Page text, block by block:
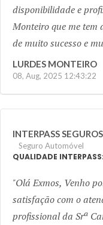
disponibilidade e
Monteiro que me tem
de muito sucesso e
LURDES MONTEIRO
08, Aug, 2025 12:43:22
INTERPASS SEGUROS
Seguro Automóvel
QUALIDADE INTERPASS:
Olá Exmos, Venho
satisfação com o
profissional da Srª